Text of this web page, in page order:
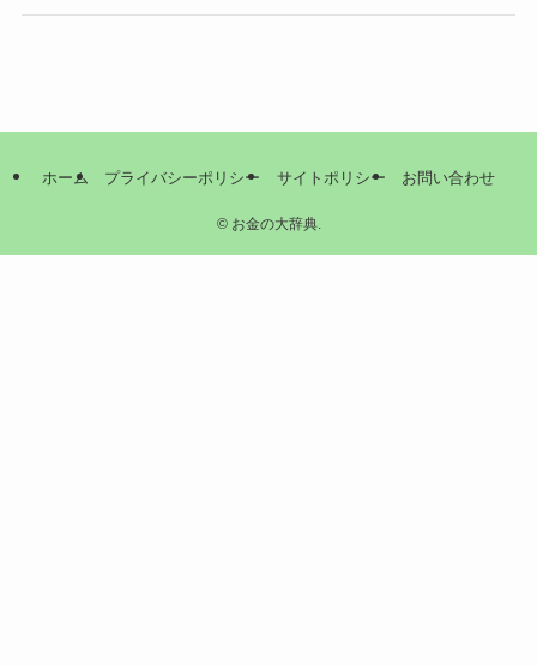
ホーム プライバシーポリシー サイトポリシー お問い合わせ
©お金の大辞典.